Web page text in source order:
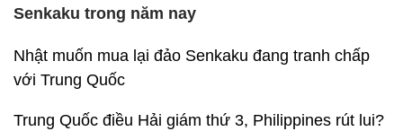
Senkaku trong năm nay
Nhật muốn mua lại đảo Senkaku đang tranh chấp
với Trung Quốc
Trung Quốc điều Hải giám thứ 3, Philippines rút lui?